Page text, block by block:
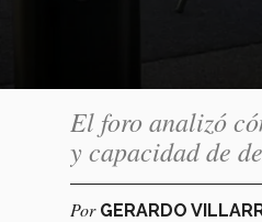
El foro analizó
y capacidad de
Por GERARDO